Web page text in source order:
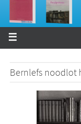
Bernlefs noodlot